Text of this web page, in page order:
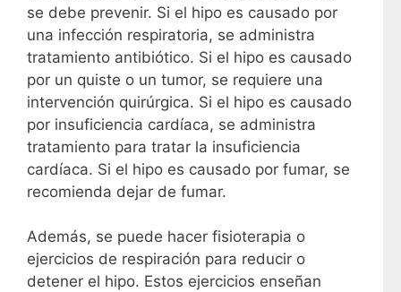
se debe prevenir. Si el hipo es causado por
una infección respiratoria, se administra
tratamiento antibiótico. Si el hipo es causado
por un quiste o un tumor, se requiere una
intervención quirúrgica. Si el hipo es causado
por insuficiencia cardíaca, se administra
tratamiento para tratar la insuficiencia
cardíaca. Si el hipo es causado por fumar, se
recomienda dejar de fumar.
Además, se puede hacer fisioterapia o
ejercicios de respiración para reducir o
detener el hipo. Estos ejercicios enseñan